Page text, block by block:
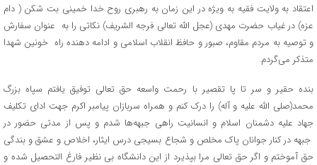
اعتقاد به ولایت فقیه به ویژه در این زمان به رهبری‌ روح خدا خمینی‌ بت شکن ( دام
عزه) در غیاب حضرت مهدی‌ (عجل الله تعالی فرجه الشریف) نکاتی‌ را به عنوان سفارش
و توصیه به مردم مقاوم، صبور و حافظ انقلاب اسلامی‌ و ادامه دهنده راه خونین شهدا
متذکر می‌‌گردم.
بنده حقیر و سر تا پا تقصیر با رحمت واسعه حق تعالی‌ توفیق یافتم سپاه بزرگ
محمد(صلی الله علیه و آله) را درک کنم و همراه سربازان پیامبر اکرم جهت ادای‌ تکلیف
جهاد علیه دشمنان اسلام و انسانیت راهی‌ جبهه‌ها شدم و پس از مدتی‌ حضور در
جبهه در کنار جوانان پاک مخلص و شجاع بسیجی‌ درس ایثار، اخلاص و عشق و بندگی‌
حق آموختم و اگر حق تعالی‌ مرا بپذیرد از این دانشگاه بی‌ نظیر فارغ التحصیل شده و